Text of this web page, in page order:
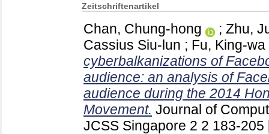
Zeitschriftenartikel
Chan, Chung-hong ; Zhu,
Cassius Siu-lun ; Fu, King-wa
cyberbalkanizations of
audience: an analysis of
audience during the 2014
Movement. Journal of
JCSS Singapore 2 2 183-205